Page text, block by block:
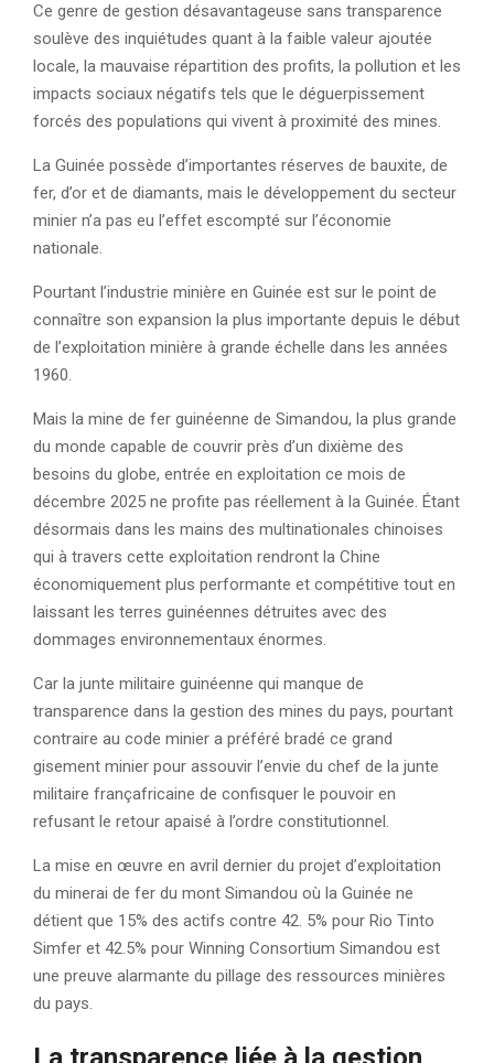
Ce genre de gestion désavantageuse sans transparence
soulève des inquiétudes quant à la faible valeur ajoutée
locale, la mauvaise répartition des profits, la pollution et les
impacts sociaux négatifs tels que le déguerpissement
forcés des populations qui vivent à proximité des mines.
La Guinée possède d’importantes réserves de bauxite, de
fer, d’or et de diamants, mais le développement du secteur
minier n’a pas eu l’effet escompté sur l’économie
nationale.
Pourtant l’industrie minière en Guinée est sur le point de
connaître son expansion la plus importante depuis le début
de l’exploitation minière à grande échelle dans les années
1960.
Mais la mine de fer guinéenne de Simandou, la plus grande
du monde capable de couvrir près d’un dixième des
besoins du globe, entrée en exploitation ce mois de
décembre 2025 ne profite pas réellement à la Guinée. Étant
désormais dans les mains des multinationales chinoises
qui à travers cette exploitation rendront la Chine
économiquement plus performante et compétitive tout en
laissant les terres guinéennes détruites avec des
dommages environnementaux énormes.
Car la junte militaire guinéenne qui manque de
transparence dans la gestion des mines du pays, pourtant
contraire au code minier a préféré bradé ce grand
gisement minier pour assouvir l’envie du chef de la junte
militaire françafricaine de confisquer le pouvoir en
refusant le retour apaisé à l’ordre constitutionnel.
La mise en œuvre en avril dernier du projet d’exploitation
du minerai de fer du mont Simandou où la Guinée ne
détient que 15% des actifs contre 42. 5% pour Rio Tinto
Simfer et 42.5% pour Winning Consortium Simandou est
une preuve alarmante du pillage des ressources minières
du pays.